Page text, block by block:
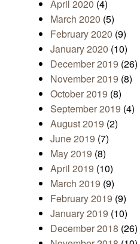
April 2020 (4)
March 2020 (5)
February 2020 (9)
January 2020 (10)
December 2019 (26)
November 2019 (8)
October 2019 (8)
September 2019 (4)
August 2019 (2)
June 2019 (7)
May 2019 (8)
April 2019 (10)
March 2019 (9)
February 2019 (9)
January 2019 (10)
December 2018 (26)